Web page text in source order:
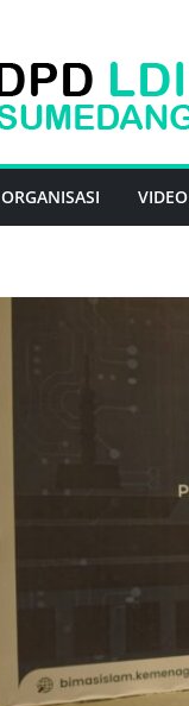
ORGANISASI VIDEO